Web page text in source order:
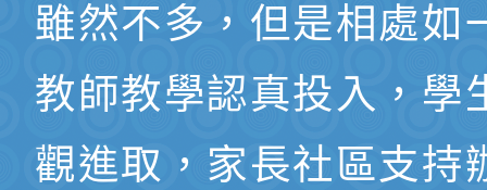
雖然不多，但是相處如
教師教學認真投入，學
觀進取，家長社區支持